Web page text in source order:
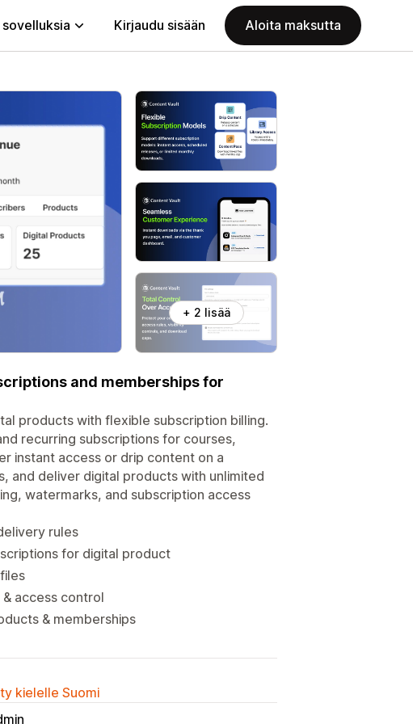
sovelluksia Kirjaudu sisään Aloita maksutta
+ 2 lisää
and memberships for
products with flexible subscription billing.
recurring subscriptions for courses,
instant access or drip content on a
and deliver digital products with unlimited
watermarks, and subscription access
rules
for digital product
access control
& memberships
kielelle Suomi